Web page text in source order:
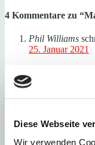
Diese Webseite
Wir verwenden
4 Kommentare zu “
Phil Williams
25. Januar 2021
ohne
Brexit ist aber
leben und
Phil Williams
Antworten